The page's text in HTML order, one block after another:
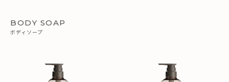
BODY SOAP
ボディソープ